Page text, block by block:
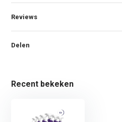
Reviews
Delen
Recent bekeken